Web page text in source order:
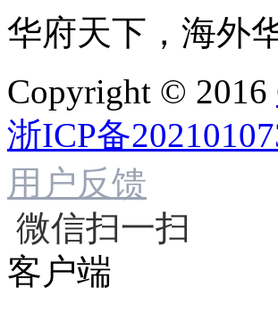
华府天下，海外
Copyright © 2016
浙ICP备
用户反馈
微信扫一扫
客户端